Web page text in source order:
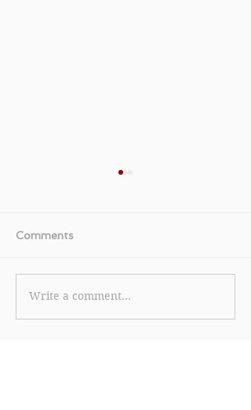
【Cole Haan 優惠】購買
滿淨價$2,000即減額外
Comments
Write a comment...